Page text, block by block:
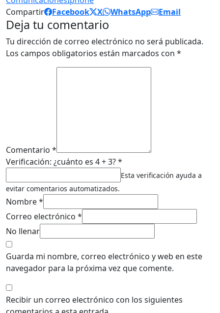
Compartir
Facebook X WhatsApp Email
Deja tu comentario
Tu dirección de correo electrónico no será publicada.
Los campos obligatorios están marcados con *
Comentario *
Verificación: ¿cuánto es 4 + 3? *
Esta verificación ayuda a
evitar comentarios automatizados.
Nombre *
Correo electrónico *
No llenar
Guarda mi nombre, correo electrónico y web en este
navegador para la próxima vez que comente.
Recibir un correo electrónico con los siguientes